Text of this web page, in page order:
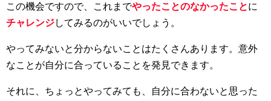
この機会ですので、これまでやったことのなかったことに
チャレンジしてみるのがいいでしょう。
やってみないと分からないことはたくさんあります。意外
なことが自分に合っていることを発見できます。
それに、ちょっとやってみても、自分に合わないと思った